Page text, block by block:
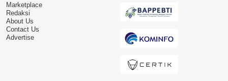
Marketplace
Redaksi
About Us
Contact Us
Advertise